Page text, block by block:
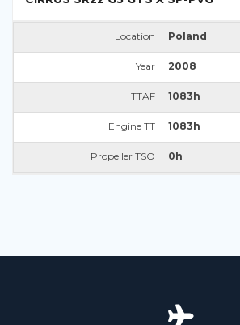
Location Poland
Year 2008
TTAF 1083h
Engine TT 1083h
Propeller TSO 0h